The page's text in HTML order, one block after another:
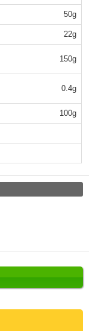
50g
22g
150g
0.4g
100g